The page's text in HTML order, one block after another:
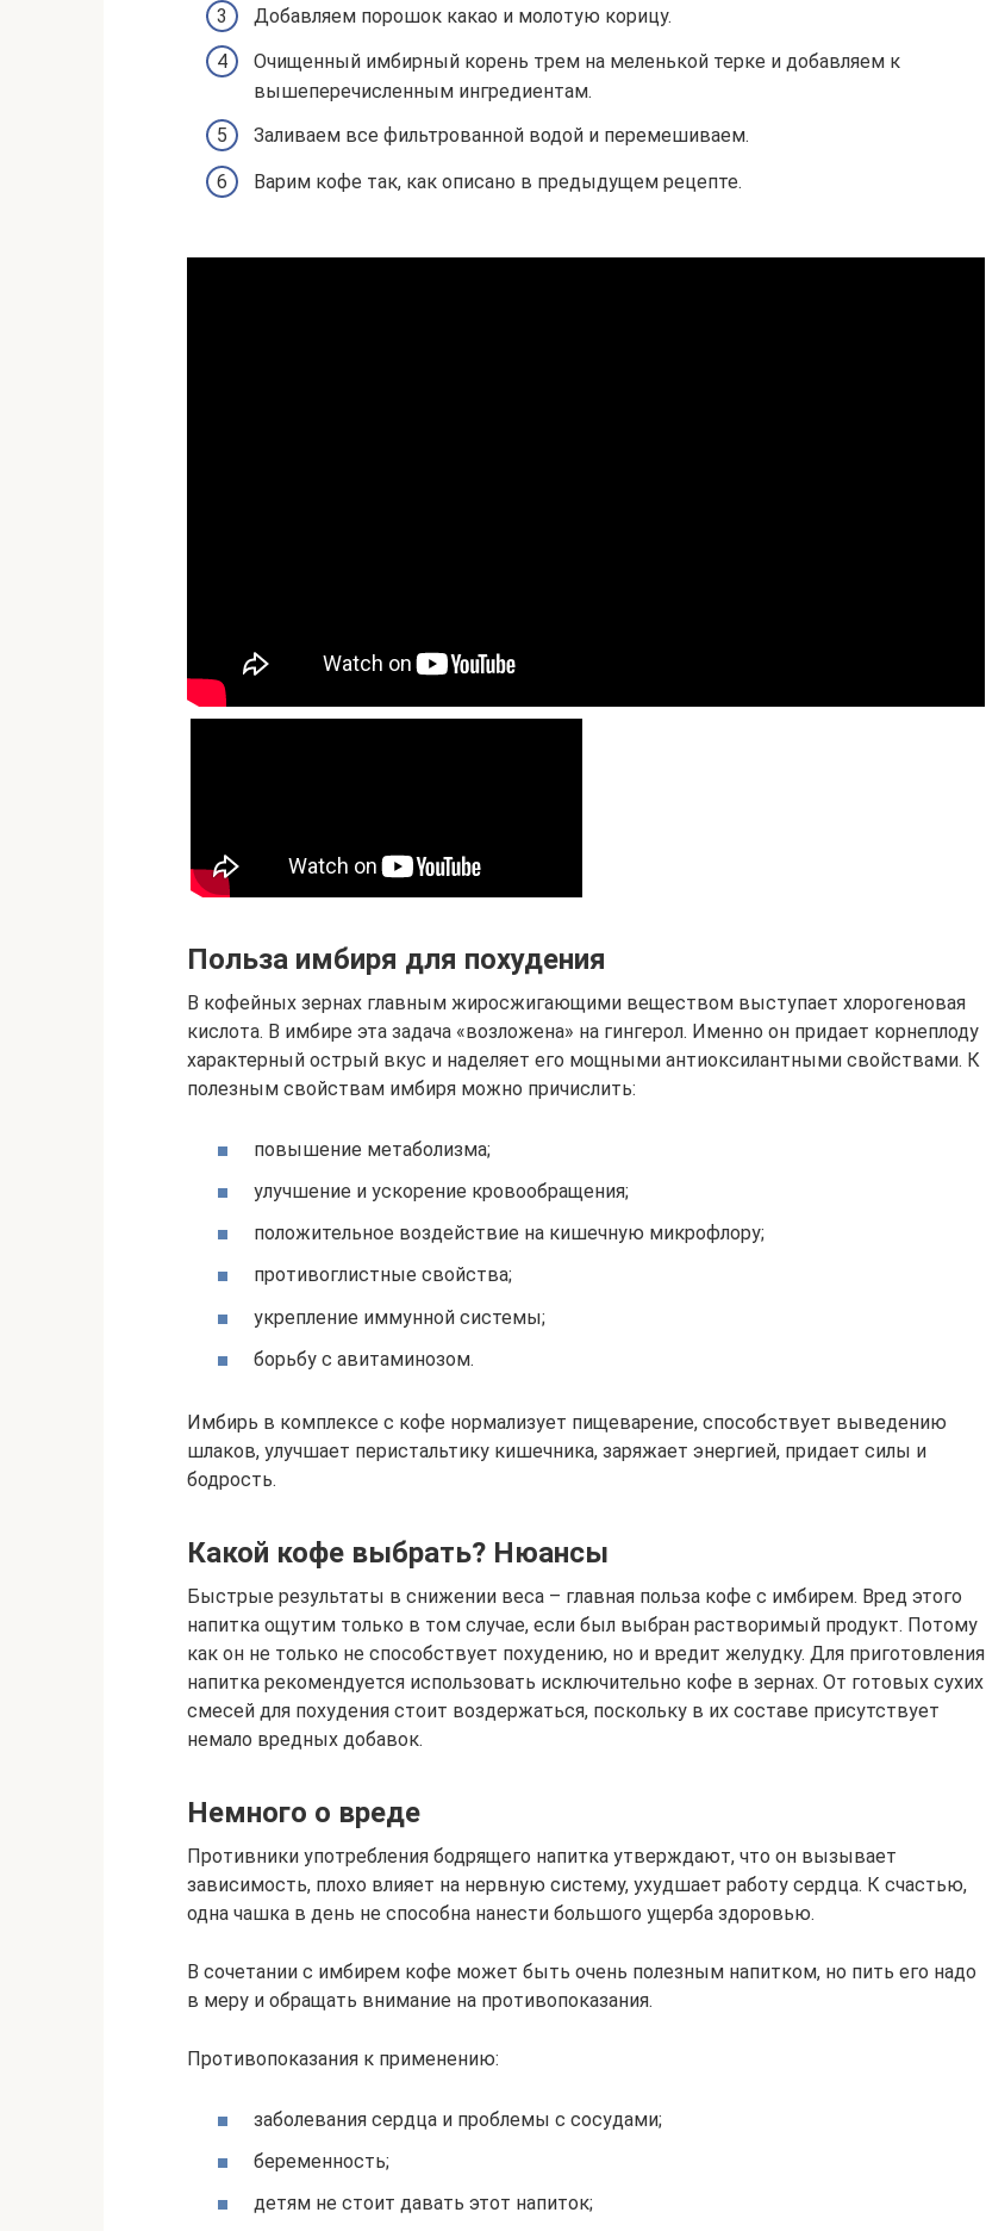
Добавляем порошок какао и молотую корицу.
Очищенный имбирный корень трем на меленькой терке и добавляем к
вышеперечисленным ингредиентам.
Заливаем все фильтрованной водой и перемешиваем.
Варим кофе так, как описано в предыдущем рецепте.
Польза имбиря для похудения
В кофейных зернах главным жиросжигающими веществом выступает хлорогеновая
кислота. В имбире эта задача «возложена» на гингерол. Именно он придает корнеплоду
характерный острый вкус и наделяет его мощными антиоксилантными свойствами. К
полезным свойствам имбиря можно причислить:
повышение метаболизма;
улучшение и ускорение кровообращения;
положительное воздействие на кишечную микрофлору;
противоглистные свойства;
укрепление иммунной системы;
борьбу с авитаминозом.
Имбирь в комплексе с кофе нормализует пищеварение, способствует выведению
шлаков, улучшает перистальтику кишечника, заряжает энергией, придает силы и
бодрость.
Какой кофе выбрать? Нюансы
Быстрые результаты в снижении веса – главная польза кофе с имбирем. Вред этого
напитка ощутим только в том случае, если был выбран растворимый продукт. Потому
как он не только не способствует похудению, но и вредит желудку. Для приготовления
напитка рекомендуется использовать исключительно кофе в зернах. От готовых сухих
смесей для похудения стоит воздержаться, поскольку в их составе присутствует
немало вредных добавок.
Немного о вреде
Противники употребления бодрящего напитка утверждают, что он вызывает
зависимость, плохо влияет на нервную систему, ухудшает работу сердца. К счастью,
одна чашка в день не способна нанести большого ущерба здоровью.
В сочетании с имбирем кофе может быть очень полезным напитком, но пить его надо
в меру и обращать внимание на противопоказания.
Противопоказания к применению:
заболевания сердца и проблемы с сосудами;
беременность;
детям не стоит давать этот напиток;